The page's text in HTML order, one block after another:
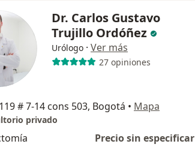
Dr. Carlos Gustavo
Trujillo Ordóñez
Urólogo · Ver más
27 opiniones
# 7-14 cons 503, Bogotá • Mapa
privado
Precio sin especificar